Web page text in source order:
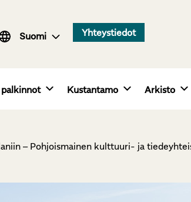
Suomi
English Yhteystiedot
Kustantamo Arkisto
– Pohjoismainen kulttuuri- ja